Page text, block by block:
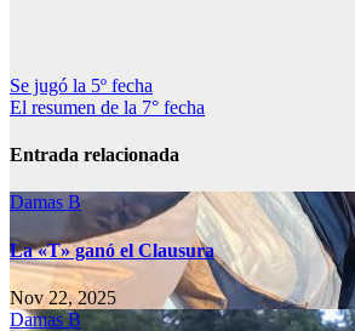
Navegación
de
entradas
Se jugó la 5º fecha
El resumen de la 7° fecha
Entrada relacionada
Damas B
La «T» ganó el Clausura
Nov 22, 2025
Damas B